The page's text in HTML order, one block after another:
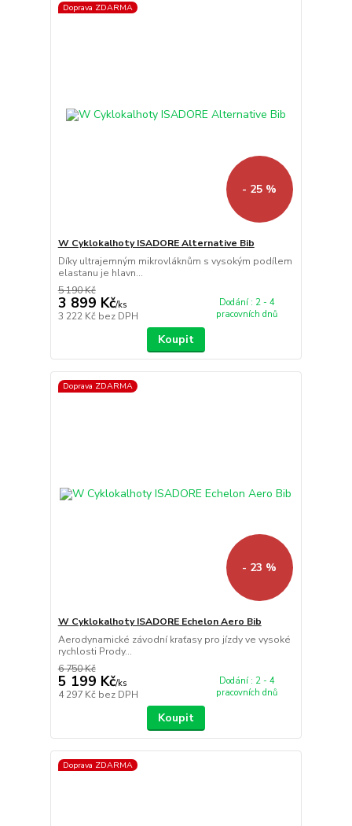
Doprava ZDARMA
- 25 %
W Cyklokalhoty ISADORE Alternative Bib
Díky ultrajemným mikrovláknům s vysokým podílem
elastanu je hlavn...
5 190 Kč
3 899 Kč/ks
3 222 Kč bez DPH
Dodání : 2 - 4
pracovních dnů
Koupit
Doprava ZDARMA
- 23 %
W Cyklokalhoty ISADORE Echelon Aero Bib
Aerodynamické závodní kraťasy pro jízdy ve vysoké
rychlosti Prody...
6 750 Kč
5 199 Kč/ks
4 297 Kč bez DPH
Dodání : 2 - 4
pracovních dnů
Koupit
Doprava ZDARMA